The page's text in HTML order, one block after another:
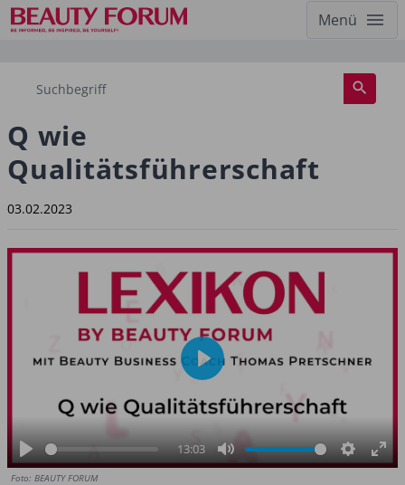
Menü
Q wie
Qualitätsführerschaft
03.02.2023
Play
13:03
Mute Settings
Play
Foto: BEAUTY FORUM